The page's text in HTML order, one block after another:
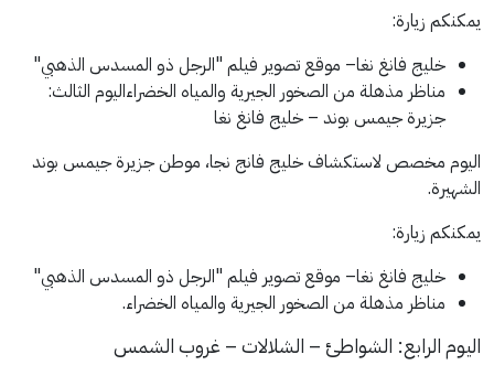
يمكنكم زيارة:
خليج فانغ نغا– موقع تصوير فيلم "الرجل ذو المسدس الذهبي"
مناظر مذهلة من الصخور الجيرية والمياه الخضراءاليوم الثالث:
جزيرة جيمس بوند – خليج فانغ نغا
اليوم مخصص لاستكشاف خليج فانج نجا، موطن جزيرة جيمس بوند
الشهيرة.
يمكنكم زيارة:
خليج فانغ نغا– موقع تصوير فيلم "الرجل ذو المسدس الذهبي"
مناظر مذهلة من الصخور الجيرية والمياه الخضراء.
اليوم الرابع: الشواطئ – الشلالات – غروب الشمس